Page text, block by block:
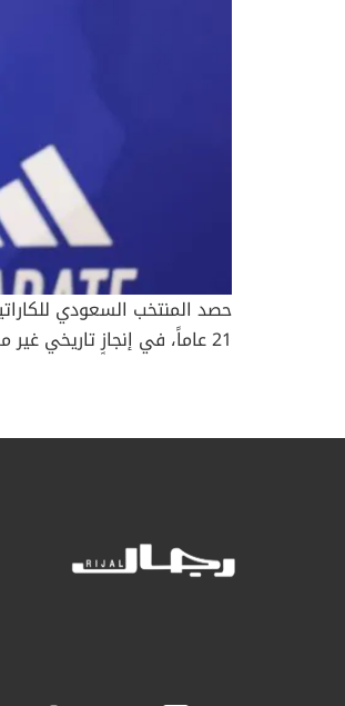
وزن فوق 61 كغم
والهرسك وسويسرا، ثم بطلة
الفلسطينية. وحققت مريم
ويوليو الماضييّن. كما حصد